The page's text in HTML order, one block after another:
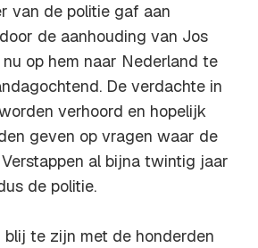
van de politie gaf aan
de aanhouding van Jos
op hem naar Nederland te
De verdachte in
verhoord en hopelijk
geven op vragen waar de
al bijna twintig jaar
de politie.
blij te zijn met de honderden